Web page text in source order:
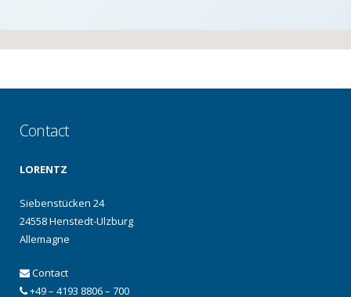
Contact
LORENTZ
Siebenstücken 24
24558 Henstedt-Ulzburg
Allemagne
Contact
+49 – 4193 8806 – 700